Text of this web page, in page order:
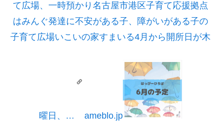
て広場、一時預かり名古屋市港区子育て応援拠点
はみんぐ発達に不安がある子、障がいがある子の
子育て広場いこいの家すまいる4月から開所日が木
曜日、…
ameblo.jp